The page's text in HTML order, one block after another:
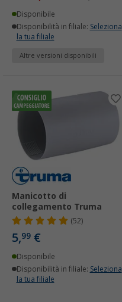
Disponibile
Disponibilità in filiale: Seleziona
la tua filiale
Altre versioni disponibili
Manicotto di
collegamento Truma
(52)
5,99 €
Disponibile
Disponibilità in filiale: Seleziona
la tua filiale